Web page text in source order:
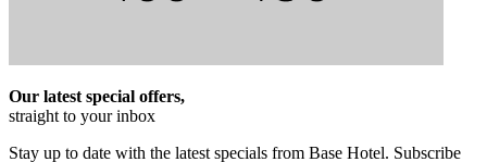
Our latest special offers,
straight to your inbox
Stay up to date with the latest specials from Base Hotel. Subscribe